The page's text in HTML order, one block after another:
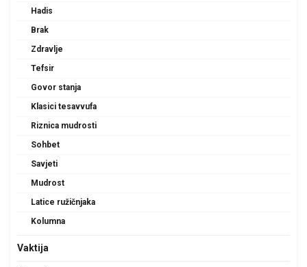
Hadis
Brak
Zdravlje
Tefsir
Govor stanja
Klasici tesavvufa
Riznica mudrosti
Sohbet
Savjeti
Mudrost
Latice ružičnjaka
Kolumna
Vaktija